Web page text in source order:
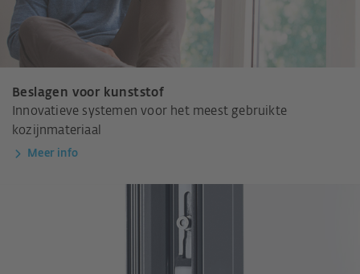
Beslagen voor kunststof
Innovatieve systemen voor het meest gebruikte
kozijnmateriaal
Meer info